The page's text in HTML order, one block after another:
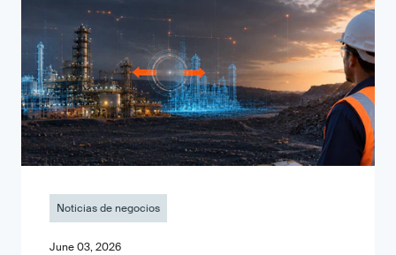
Noticias de negocios
June 03, 2026